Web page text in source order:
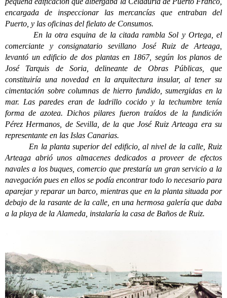
encargada de inspeccionar las mercancías que entraban del
Puerto, y las oficinas del fielato de Consumos.
En la otra esquina de la citada rambla Sol y Ortega, el
comerciante y consignatario sevillano José Ruiz de Arteaga,
levantó un edificio de dos plantas en 1867, según los planos de
José Tarquis de Soria, delineante de Obras Públicas, que
constituiría una novedad en la arquitectura insular, al tener su
cimentación sobre columnas de hierro fundido, sumergidas en la
mar. Las paredes eran de ladrillo cocido y la techumbre tenía
forma de azotea. Dichos pilares fueron traídos de la fundición
Pérez Hermanos, de Sevilla, de la que José Ruiz Arteaga era su
representante en las Islas Canarias.
En la planta superior del edificio, al nivel de la calle, Ruiz
Arteaga abrió unos almacenes dedicados a proveer de efectos
navales a los buques, comercio que prestaría un gran servicio a la
navegación pues en ellos se podía encontrar todo lo necesario para
aparejar y reparar un barco, mientras que en la planta situada por
debajo de la rasante de la calle, en una hermosa galería que daba
a la playa de la Alameda, instalaría la casa de Baños de Ruiz.